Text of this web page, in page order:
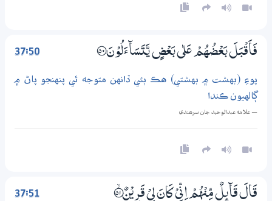
37:50 فَاَقْبَلَ بَعْضُهُمْ عَلٰي بَعْضٍ يَّتَسَاۗءَلُوْنَ ؀50
پوءِ (بهشت ۾ بهشتي) هڪ ٻئي ڏانهن متوجه ٿي پنهنجو پاڻ ۾
ڳالهيون ڪندا
— علامه عبدالوحيد جان سرھندي
37:51 قَالَ قَاۗىِٕلٌ مِّنْهُمْ اِنِّىْ كَانَ لِيْ قَرِيْنٌ ؀ۙ51